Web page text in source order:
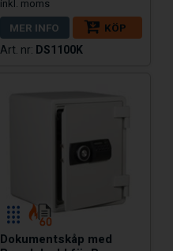
MER INFO
KÖP
DS1100K
Dokumentskåp med